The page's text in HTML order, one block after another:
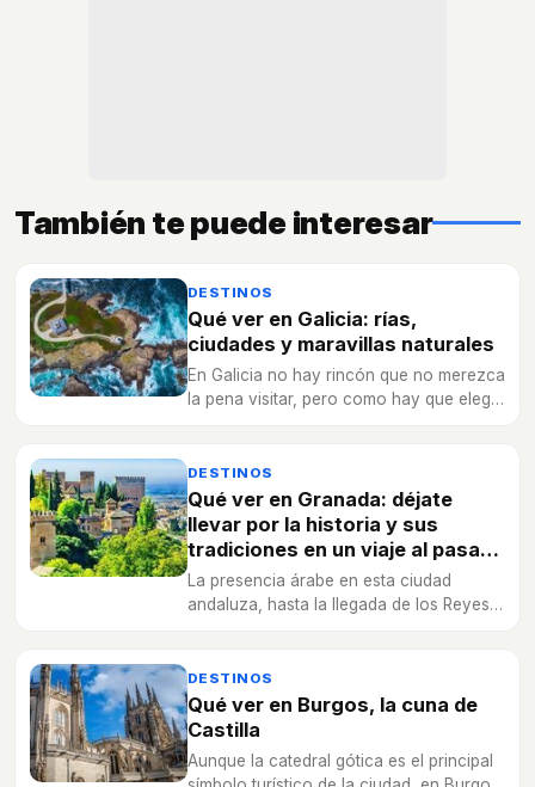
También te puede interesar
DESTINOS
Qué ver en Galicia: rías,
ciudades y maravillas naturales
En Galicia no hay rincón que no merezca
la pena visitar, pero como hay que elegir,
un pie allí.
DESTINOS
Qué ver en Granada: déjate
llevar por la historia y sus
tradiciones en un viaje al pasado
nazarí
La presencia árabe en esta ciudad
andaluza, hasta la llegada de los Reyes
recuerdo.
DESTINOS
Qué ver en Burgos, la cuna de
Castilla
Aunque la catedral gótica es el principal